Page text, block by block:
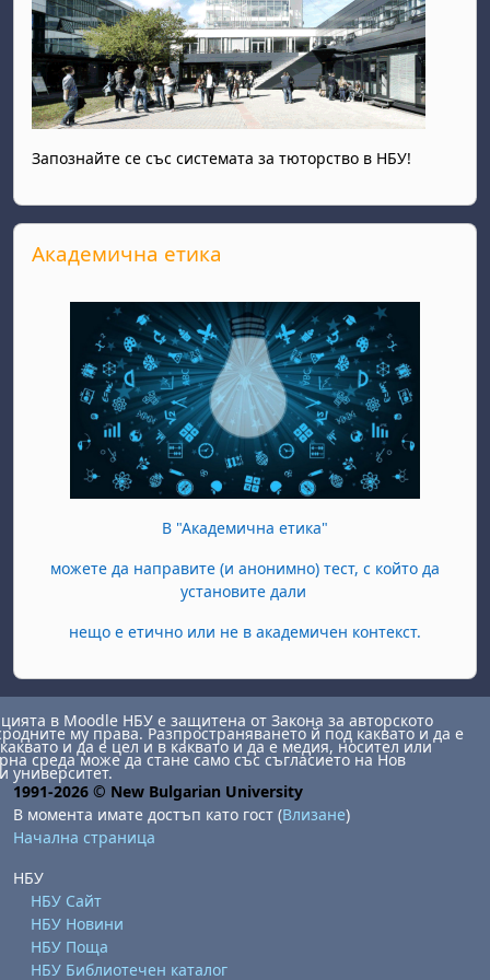
Запознайте се със системата за тюторство в НБУ!
Прескочи Академична етика
Академична етика
В "Академична етика"
можете да направите (и анонимно) тест, с който да
установите дали
нещо е етично или не в академичен контекст.
в Moodle НБУ е защитена от Закона за авторското
му права. Разпространяването й под каквато и да е
и да е цел и в каквато и да е медия, носител или
среда може да стане само със съгласието на Нов
университет.
1991-2026 © New Bulgarian University
В момента имате достъп като гост (Влизане)
Начална страница
НБУ
НБУ Сайт
НБУ Новини
НБУ Поща
НБУ Библиотечен каталог